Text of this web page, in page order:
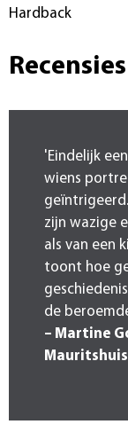
Hardback
Recensies
'Eindelijk
wiens
zijn wazige
als van een
toont hoe
de
– Martine
Mauritshuis